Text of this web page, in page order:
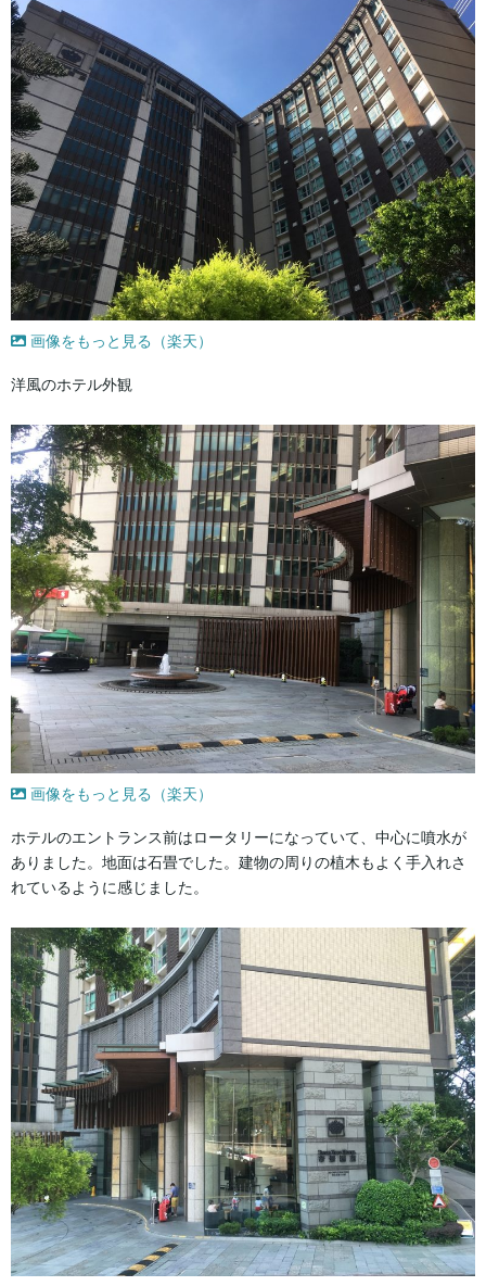
画像をもっと見る（楽天）
洋風のホテル外観
画像をもっと見る（楽天）
ホテルのエントランス前はロータリーになっていて、中心に噴水が
ありました。地面は石畳でした。建物の周りの植木もよく手入れさ
れているように感じました。